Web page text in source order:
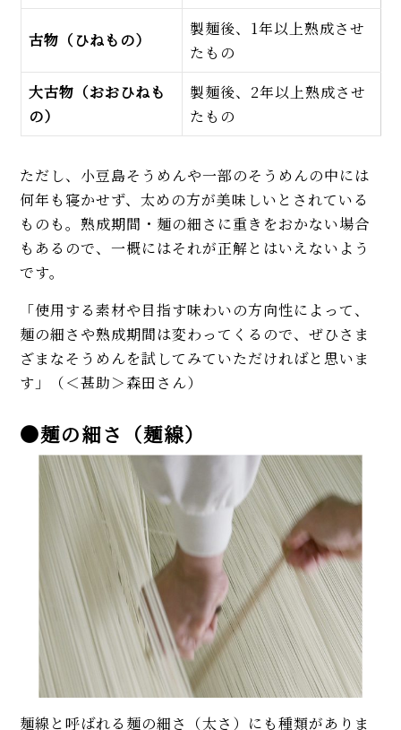
古物（ひねもの）
製麺後、1年以上熟成させ
たもの
大古物（おおひねも
の）
製麺後、2年以上熟成させ
たもの
ただし、小豆島そうめんや一部のそうめんの中には
何年も寝かせず、太めの方が美味しいとされている
ものも。熟成期間・麺の細さに重きをおかない場合
もあるので、一概にはそれが正解とはいえないよう
です。
「使用する素材や目指す味わいの方向性によって、
麺の細さや熟成期間は変わってくるので、ぜひさま
ざまなそうめんを試してみていただければと思いま
す」（＜甚助＞森田さん）
●麺の細さ（麺線）
麺線と呼ばれる麺の細さ（太さ）にも種類がありま